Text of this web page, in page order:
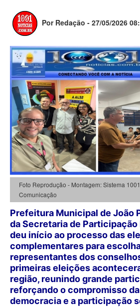
Por Redação - 27/05/2026
Foto Reprodução - Montagem: Sistema
Comunicação
Prefeitura Municipal de João
da Secretaria de Participação
deu início ao processo das
complementares para
representantes dos
primeiras eleições
região, reunindo grande
reforçando o compromisso
democracia e a participação